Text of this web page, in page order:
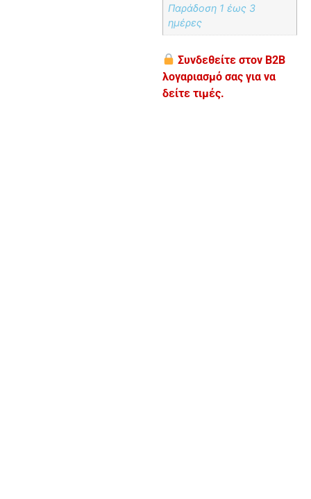
Παράδoση 1 έως 3
ημέρες
Συνδεθείτε στον B2B
λογαριασμό σας για να
δείτε τιμές.